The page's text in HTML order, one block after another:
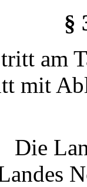
§
am
mit
Die